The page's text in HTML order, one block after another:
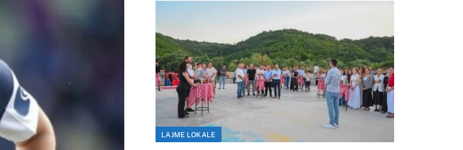
LAJME LOKALE